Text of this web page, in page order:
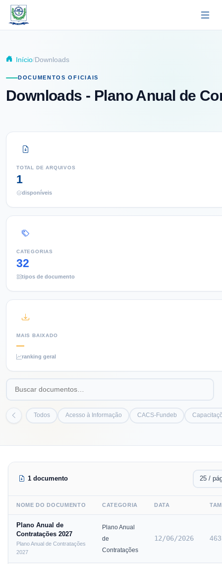
Pular para o conteúdo principal
Início Downloads
DOCUMENTOS OFICIAIS
Downloads - Plano Anual de
TOTAL DE ARQUIVOS
1
disponíveis
CATEGORIAS
32
tipos de documento
MAIS BAIXADO
—
ranking geral
Todos Acesso à Informação CACS-Fundeb
1 documento
NOME DO DOCUMENTO CATEGORIA DATA
Plano Anual de
Contratações 2027
Plano Anual de Contratações
2027
Plano Anual
de
Contratações
12/06/2026